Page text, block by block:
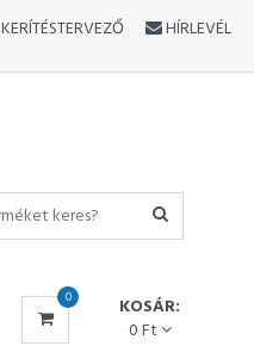
KERÍTÉSTERVEZŐ
HÍRLEVÉL
0
KOSÁR:
0 Ft